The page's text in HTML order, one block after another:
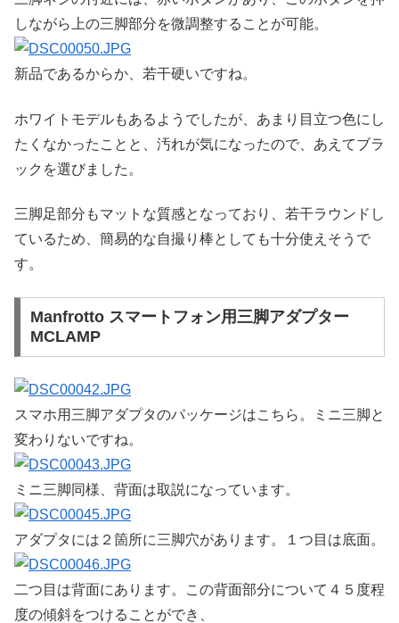
しながら上の三脚部分を微調整することが可能。
新品であるからか、若干硬いですね。
ホワイトモデルもあるようでしたが、あまり目立つ色にし
たくなかったことと、汚れが気になったので、あえてブラ
ックを選びました。
三脚足部分もマットな質感となっており、若干ラウンドし
ているため、簡易的な自撮り棒としても十分使えそうで
す。
Manfrotto スマートフォン用三脚アダプター
MCLAMP
スマホ用三脚アダプタのパッケージはこちら。ミニ三脚と
変わりないですね。
ミニ三脚同様、背面は取説になっています。
アダプタには２箇所に三脚穴があります。１つ目は底面。
二つ目は背面にあります。この背面部分について４５度程
度の傾斜をつけることができ、